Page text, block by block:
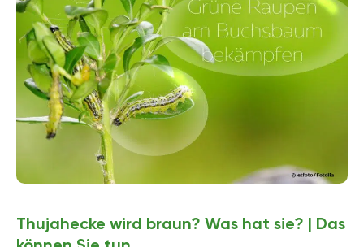
Thujahecke wird braun? Was hat sie? | Das